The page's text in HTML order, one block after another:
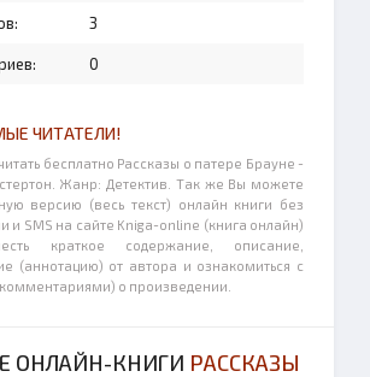
3
0
ЧИТАТЕЛИ!
бесплатно Рассказы о патере Брауне -
Жанр: Детектив. Так же Вы можете
версию (весь текст) онлайн книги без
и SMS на сайте Kniga-online (книга онлайн)
краткое содержание, описание,
(аннотацию) от автора и ознакомиться с
о произведении.
ОНЛАЙН-КНИГИ РАССКАЗЫ